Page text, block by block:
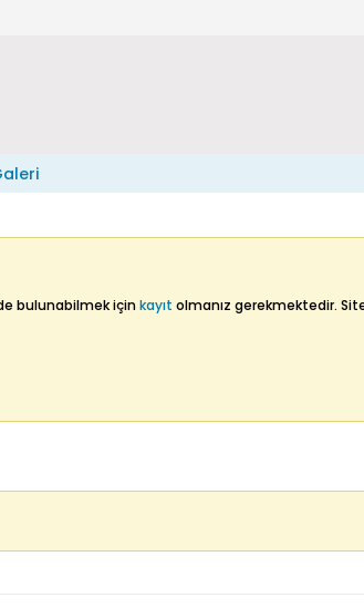
bulunabilmek içinkayıt olmanız gerekmektedir.